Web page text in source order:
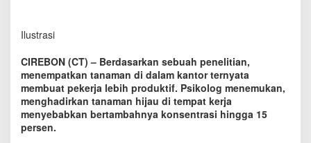
a
n
a
m
a
Ilustrasi
CIREBON (CT) – Berdasarkan sebuah penelitian,
menempatkan tanaman di dalam kantor ternyata
membuat pekerja lebih produktif. Psikolog menemukan,
menghadirkan tanaman hijau di tempat kerja
menyebabkan bertambahnya konsentrasi hingga 15
persen.